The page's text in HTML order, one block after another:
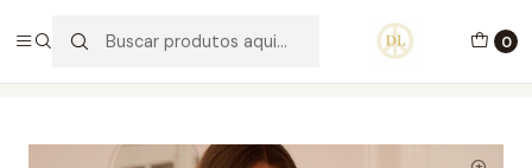
0
PORTES GRÁTIS ACIMA DE 70€ PORTUGAL CONTINENTAL